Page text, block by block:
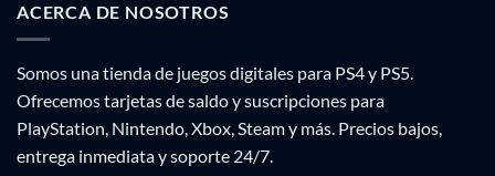
ACERCA DE NOSOTROS
Somos una tienda de juegos digitales para PS4 y PS5.
Ofrecemos tarjetas de saldo y suscripciones para
PlayStation, Nintendo, Xbox, Steam y más. Precios bajos,
entrega inmediata y soporte 24/7.